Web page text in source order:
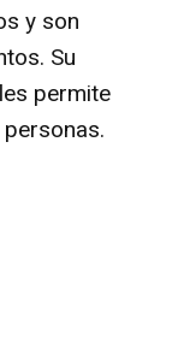
y son
Su
permite